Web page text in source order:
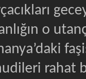
o
rahat